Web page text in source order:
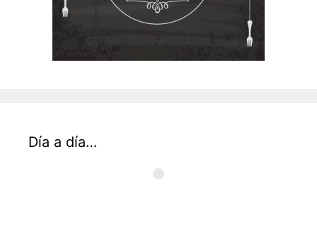
Día a día…